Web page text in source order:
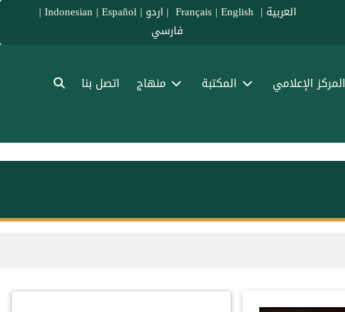
العربية |
Français
| English
| اردو |
Indonesian | Español
|
فارسي
المركز الإعلامي المكتبة منهاج اتصل بنا